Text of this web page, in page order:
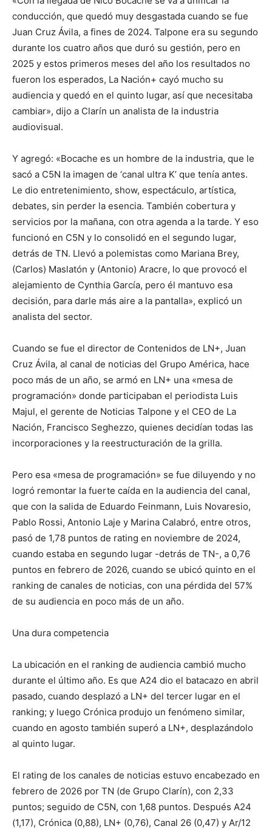
conducción, que quedó muy desgastada cuando se fue
Juan Cruz Ávila, a fines de 2024. Talpone era su segundo
durante los cuatro años que duró su gestión, pero en
2025 y estos primeros meses del año los resultados no
fueron los esperados, La Nación+ cayó mucho su
audiencia y quedó en el quinto lugar, así que necesitaba
cambiar», dijo a Clarín un analista de la industria
audiovisual.
Y agregó: «Bocache es un hombre de la industria, que le
sacó a C5N la imagen de ‘canal ultra K’ que tenía antes.
Le dio entretenimiento, show, espectáculo, artística,
debates, sin perder la esencia. También cobertura y
servicios por la mañana, con otra agenda a la tarde. Y eso
funcionó en C5N y lo consolidó en el segundo lugar,
detrás de TN. Llevó a polemistas como Mariana Brey,
(Carlos) Maslatón y (Antonio) Aracre, lo que provocó el
alejamiento de Cynthia García, pero él mantuvo esa
decisión, para darle más aire a la pantalla», explicó un
analista del sector.
Cuando se fue el director de Contenidos de LN+, Juan
Cruz Ávila, al canal de noticias del Grupo América, hace
poco más de un año, se armó en LN+ una «mesa de
programación» donde participaban el periodista Luis
Majul, el gerente de Noticias Talpone y el CEO de La
Nación, Francisco Seghezzo, quienes decidían todas las
incorporaciones y la reestructuración de la grilla.
Pero esa «mesa de programación» se fue diluyendo y no
logró remontar la fuerte caída en la audiencia del canal,
que con la salida de Eduardo Feinmann, Luis Novaresio,
Pablo Rossi, Antonio Laje y Marina Calabró, entre otros,
pasó de 1,78 puntos de rating en noviembre de 2024,
cuando estaba en segundo lugar -detrás de TN-, a 0,76
puntos en febrero de 2026, cuando se ubicó quinto en el
ranking de canales de noticias, con una pérdida del 57%
de su audiencia en poco más de un año.
Una dura competencia
La ubicación en el ranking de audiencia cambió mucho
durante el último año. Es que A24 dio el batacazo en abril
pasado, cuando desplazó a LN+ del tercer lugar en el
ranking; y luego Crónica produjo un fenómeno similar,
cuando en agosto también superó a LN+, desplazándolo
al quinto lugar.
El rating de los canales de noticias estuvo encabezado en
febrero de 2026 por TN (de Grupo Clarín), con 2,33
puntos; seguido de C5N, con 1,68 puntos. Después A24
(1,17), Crónica (0,88), LN+ (0,76), Canal 26 (0,47) y Ar/12